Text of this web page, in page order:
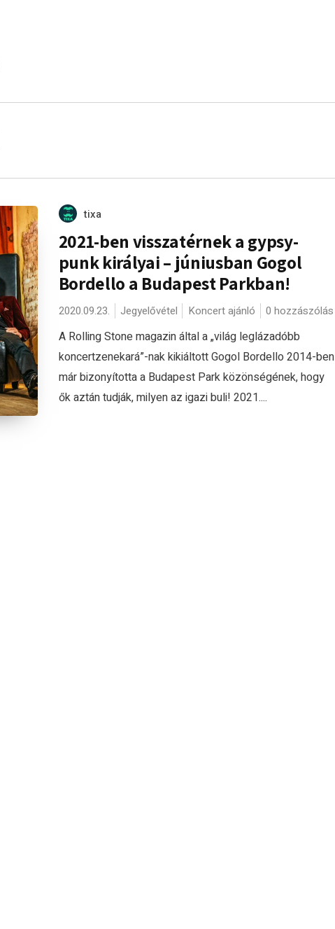
tixa
2021-ben visszatérnek a gypsy-
punk királyai – júniusban Gogol
Bordello a Budapest Parkban!
2020.09.23. Jegyelővétel Koncert ajánló 0 hozzászólás
A Rolling Stone magazin által a „világ leglázadóbb
koncertzenekará”-nak kikiáltott Gogol Bordello 2014-ben
már bizonyította a Budapest Park közönségének, hogy
ők aztán tudják, milyen az igazi buli! 2021....